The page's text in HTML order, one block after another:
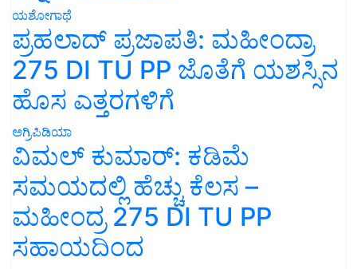
ಯಶೋಗಾಥೆ
ಪ್ರಹಲಾದ್ ಪ್ರಜಾಪತಿ: ಮಹೀಂದ್ರಾ
275 DI TU PP ಜೊತೆಗೆ ಯಶಸ್ಸಿನ
ಹೊಸ ಎತ್ತರಗಳಿಗೆ
ಅಗ್ರಿಪಿಡಿಯಾ
ವಿಮಲ್ ಕುಮಾರ್: ಕಡಿಮೆ
ಸಮಯದಲ್ಲಿ ಹೆಚ್ಚು ಕೆಲಸ –
ಮಹೀಂದ್ರ 275 DI TU PP
ಸಹಾಯದಿಂದ